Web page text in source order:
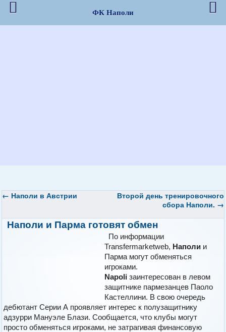
← Наполи в Австрии
Второй день тренировочного
сбора Наполи. →
Наполи и Парма готовят обмен
По информации
Transfermarketweb, Наполи и
Парма могут обменяться
игроками.
Napoli заинтересован в левом
защитнике пармезанцев Паоло
Кастеллини. В свою очередь
дебютант Серии А проявляет интерес к полузащитнику
адзурри Мануэле Блази. Сообщается, что клубы могут
просто обменяться игроками, не затрагивая финансовую
ФК Наполи